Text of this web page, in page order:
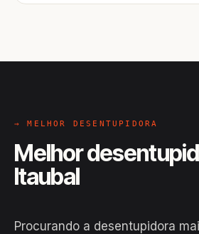
→ MELHOR DESENTUPIDORA
Melhor
Itaubal
Procurando a desentupidora